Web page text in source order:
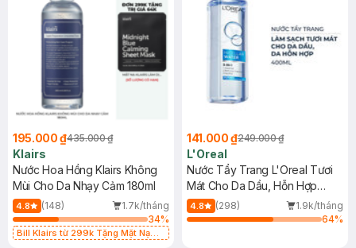
195.000 ₫435.000 ₫
Klairs
Nước Hoa Hồng Klairs Không
Mùi Cho Da Nhạy Cảm 180ml
4.8 (148)
1.7k/tháng
34%
Bill Klairs từ 299k Tặng Mặt Nạ
141.000 ₫249.000 ₫
L'Oreal
Nước Tẩy Trang L'Oreal Tươi
Mát Cho Da Dầu, Hỗn Hợp
400ml
4.8 (298)
1.9k/tháng
64%